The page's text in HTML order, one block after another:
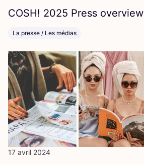
COSH! 2025 Press overview
La presse / Les médias
17 avril 2024